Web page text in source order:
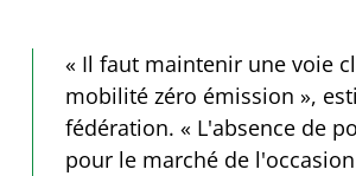
« Il faut maintenir une voie
mobilité zéro émission »,
fédération. « L'absence de
pour le marché de